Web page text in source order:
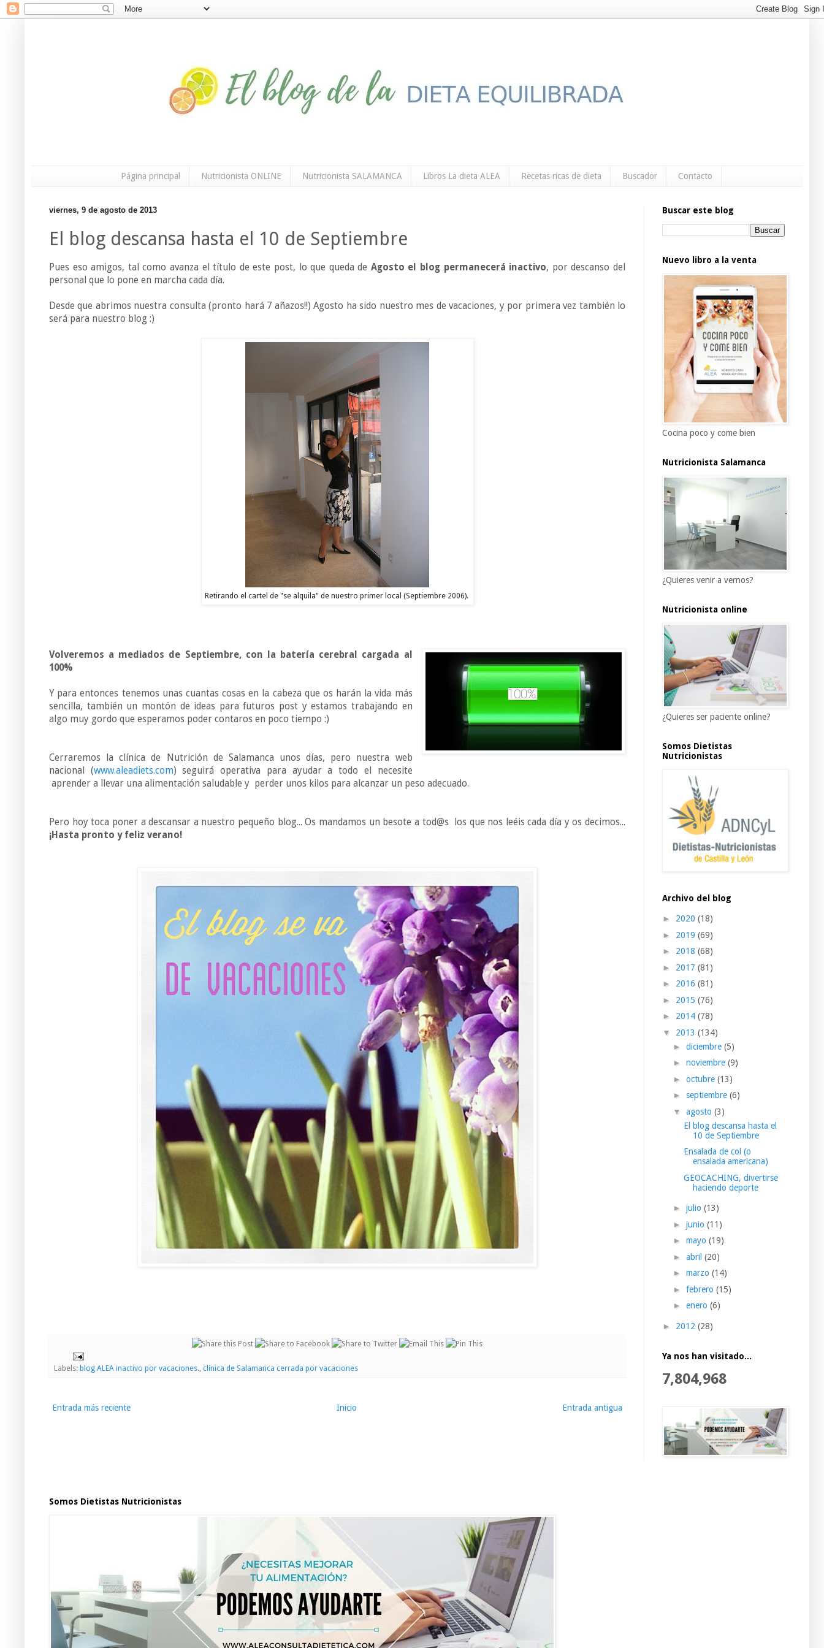
Página principal Nutricionista ONLINE Nutricionista SALAMANCA Libros La dieta ALEA Recetas ricas de dieta Buscador Contacto
viernes, 9 de agosto de 2013
El blog descansa hasta el 10 de Septiembre
Pues eso amigos, tal como avanza el título de este post, lo que queda de Agosto el blog permanecerá inactivo, por descanso del
personal que lo pone en marcha cada día.
Desde que abrimos nuestra consulta (pronto hará 7 añazos!!) Agosto ha sido nuestro mes de vacaciones, y por primera vez también lo
será para nuestro blog :)
Retirando el cartel de "se alquila" de nuestro primer local (Septiembre 2006).
Volveremos a mediados de Septiembre, con la batería cerebral cargada al
100%
Y para entonces tenemos unas cuantas cosas en la cabeza que os harán la vida más
sencilla, también un montón de ideas para futuros post y estamos trabajando en
algo muy gordo que esperamos poder contaros en poco tiempo :)
Cerraremos la clínica de Nutrición de Salamanca unos días, pero nuestra web
nacional (www.aleadiets.com) seguirá operativa para ayudar a todo el necesite
aprender a llevar una alimentación saludable y perder unos kilos para alcanzar un peso adecuado.
Pero hoy toca poner a descansar a nuestro pequeño blog... Os mandamos un besote a tod@s los que nos leéis cada día y os decimos...
¡Hasta pronto y feliz verano!
Labels: blog ALEA inactivo por vacaciones. clínica de Salamanca cerrada por vacaciones
Entrada más reciente Entrada antigua
Inicio
Buscar este blog
Nuevo libro a la venta
Cocina poco y come bien
Nutricionista Salamanca
¿Quieres venir a vernos?
Nutricionista online
¿Quieres ser paciente online?
Somos Dietistas
Nutricionistas
Archivo del blog
► 2020 (18)
► 2019 (69)
► 2018 (68)
► 2017 (81)
► 2016 (81)
► 2015 (76)
► 2014 (78)
▼ 2013 (134)
► diciembre (5)
► noviembre (9)
► octubre (13)
► septiembre (6)
▼ agosto (3)
El blog descansa hasta el
10 de Septiembre
Ensalada de col (o
ensalada americana)
GEOCACHING, divertirse
haciendo deporte
► julio (13)
► junio (11)
► mayo (19)
► abril (20)
► marzo (14)
► febrero (15)
► enero (6)
► 2012 (28)
Ya nos han visitado...
7,804,968
Somos Dietistas Nutricionistas